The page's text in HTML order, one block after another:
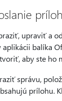
upraviť a
aplikácii balíka
aby ste ho
správu,
prílohu.